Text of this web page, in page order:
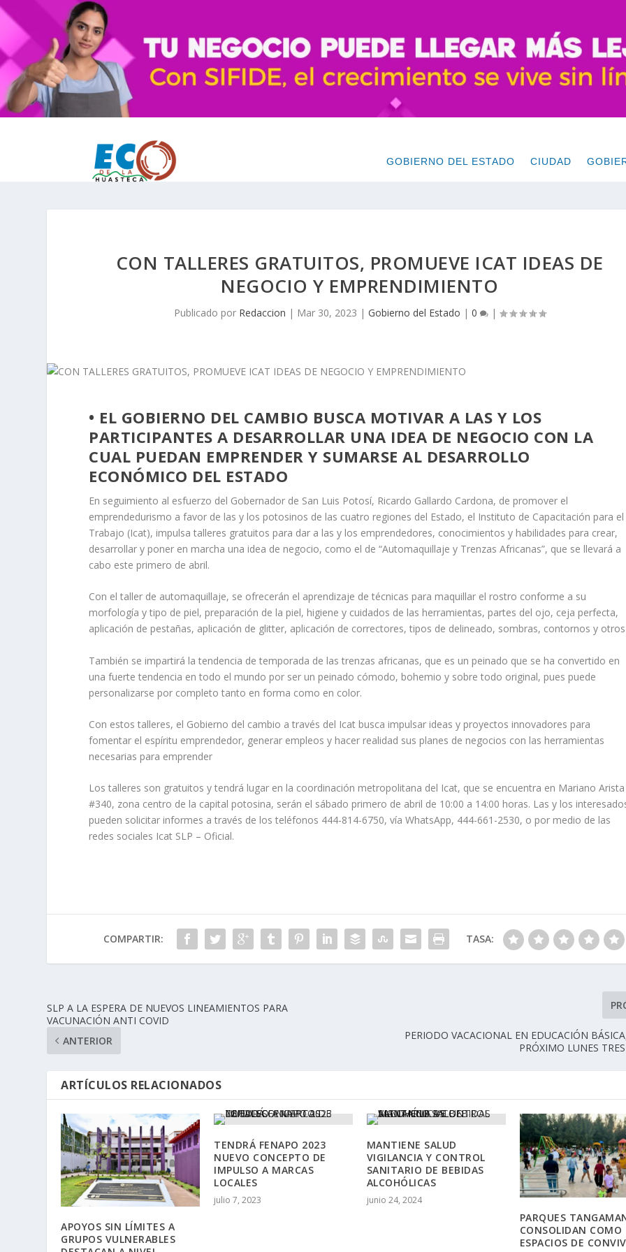
GOBIERNO DEL ESTADO CIUDAD
CON TALLERES GRATUITOS, PROMUEVE ICAT IDEAS DE
NEGOCIO Y EMPRENDIMIENTO
Publicado por Redaccion | Mar 30, 2023 | Gobierno del Estado | 0 |
• EL GOBIERNO DEL CAMBIO BUSCA MOTIVAR A LAS Y LOS
PARTICIPANTES A DESARROLLAR UNA IDEA DE NEGOCIO CON LA
CUAL PUEDAN EMPRENDER Y SUMARSE AL DESARROLLO
ECONÓMICO DEL ESTADO
En seguimiento al esfuerzo del Gobernador de San Luis Potosí, Ricardo Gallardo Cardona, de promover el
emprendedurismo a favor de las y los potosinos de las cuatro regiones del Estado, el Instituto de Capacitación para el
Trabajo (Icat), impulsa talleres gratuitos para dar a las y los emprendedores, conocimientos y habilidades para crear,
desarrollar y poner en marcha una idea de negocio, como el de “Automaquillaje y Trenzas Africanas”, que se llevará a
cabo este primero de abril.
Con el taller de automaquillaje, se ofrecerán el aprendizaje de técnicas para maquillar el rostro conforme a su
morfología y tipo de piel, preparación de la piel, higiene y cuidados de las herramientas, partes del ojo, ceja perfecta,
aplicación de pestañas, aplicación de glitter, aplicación de correctores, tipos de delineado, sombras, contornos y otros
También se impartirá la tendencia de temporada de las trenzas africanas, que es un peinado que se ha convertido en
una fuerte tendencia en todo el mundo por ser un peinado cómodo, bohemio y sobre todo original, pues puede
personalizarse por completo tanto en forma como en color.
Con estos talleres, el Gobierno del cambio a través del Icat busca impulsar ideas y proyectos innovadores para
fomentar el espíritu emprendedor, generar empleos y hacer realidad sus planes de negocios con las herramientas
necesarias para emprender
Los talleres son gratuitos y tendrá lugar en la coordinación metropolitana del Icat, que se encuentra en Mariano Arista
#340, zona centro de la capital potosina, serán el sábado primero de abril de 10:00 a 14:00 horas. Las y los
pueden solicitar informes a través de los teléfonos 444-814-6750, vía WhatsApp, 444-661-2530, o por medio de las
redes sociales Icat SLP – Oficial.
COMPARTIR: TASA:
SLP A LA ESPERA DE NUEVOS LINEAMIENTOS PARA
VACUNACIÓN ANTI COVID
ANTERIOR
PERIODO VACACIONAL EN EDUCACIÓN
PRÓXIMO LUNES
ARTÍCULOS RELACIONADOS
APOYOS SIN LÍMITES A
GRUPOS VULNERABLES
TENDRÁ FENAPO 2023
NUEVO CONCEPTO DE
IMPULSO A MARCAS
LOCALES
julio 7, 2023
MANTIENE SALUD
VIGILANCIA Y CONTROL
SANITARIO DE BEBIDAS
ALCOHÓLICAS
junio 24, 2024
PARQUES
CONSOLIDAN COMO
ESPACIOS DE